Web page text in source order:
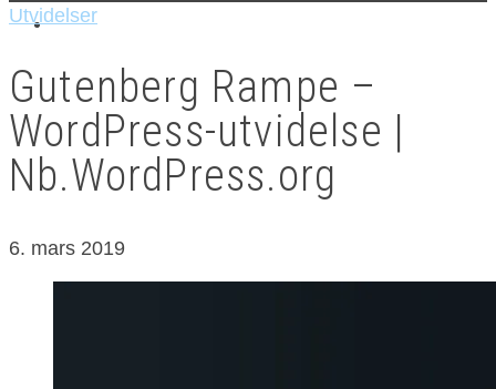
Utvidelser
Gutenberg Rampe –
WordPress-utvidelse |
Nb.WordPress.org
6. mars 2019